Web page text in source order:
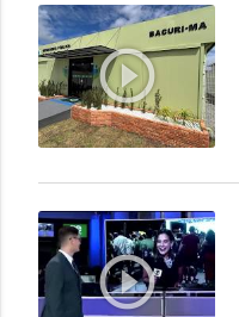
play_circle_outline
play_circle_outline